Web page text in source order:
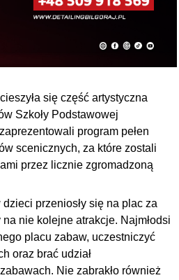
się część artystyczna
Szkoły Podstawowej
program pełen
scenicznych, za które zostali
przez licznie zgromadzoną
przeniosły się na plac za
na nie kolejne atrakcje. Najmłodsi
placu zabaw, uczestniczyć
oraz brać udział
Nie zabrakło również